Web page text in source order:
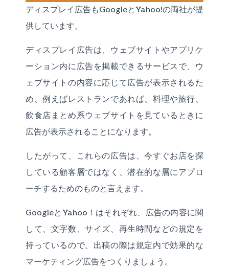
ディスプレイ広告もGoogleとYahoo!の両社が提
供しています。
ディスプレイ広告は、ウェブサイトやアプリケ
ーション内に広告を掲載できるサービスで、ウ
ェブサイトの内容に応じて広告が表示されるた
め、例えばレストランであれば、料理や旅行、
飲食店まとめ系ウェブサイトを見ているときに
広告が表示されることになります。
したがって、これらの広告は、今すぐお店を探
している顧客層ではなく、潜在的な層にアプロ
ーチするためのものと言えます。
GoogleとYahoo！はそれぞれ、広告の内容に関
して、文字数、サイズ、再生時間などの規定を
持っているので、出稿の際は規定内で効果的な
マーケティング広告をつくりましょう。